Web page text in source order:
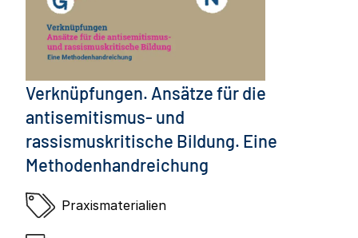
Verknüpfungen. Ansätze für die
antisemitismus- und
rassismuskritische Bildung. Eine
Methodenhandreichung
Praxismaterialien